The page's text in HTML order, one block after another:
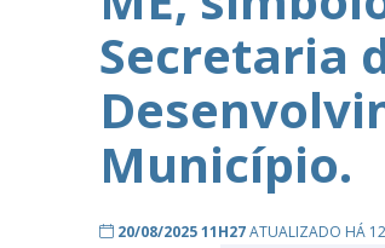
Secretaria
Município.
20/08/2025 11H27ATUALIZADO HÁ 12